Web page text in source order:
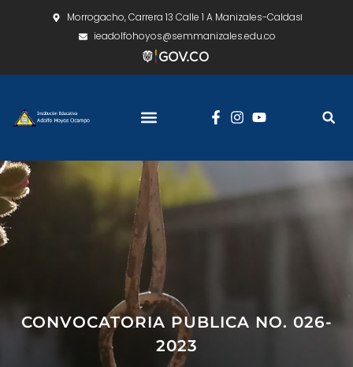
Morrogacho, Carrera 13 Calle 1 A Manizales-Caldas
ieadolfohoyos@semmanizales.edu.co
CONVOCATORIA PUBLICA NO. 026-
2023